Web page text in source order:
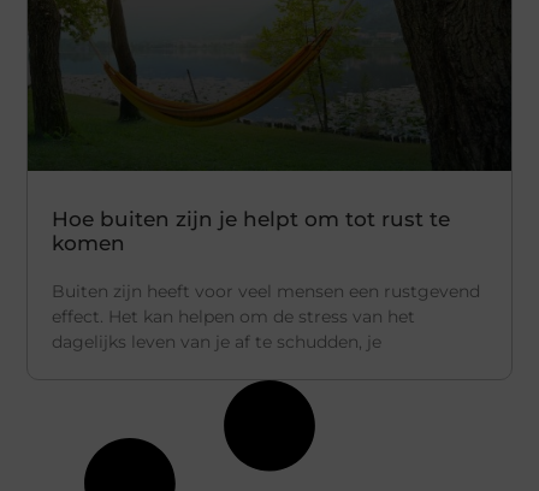
Hoe buiten zijn je helpt om tot rust te
komen
Buiten zijn heeft voor veel mensen een rustgevend
effect. Het kan helpen om de stress van het
dagelijks leven van je af te schudden, je